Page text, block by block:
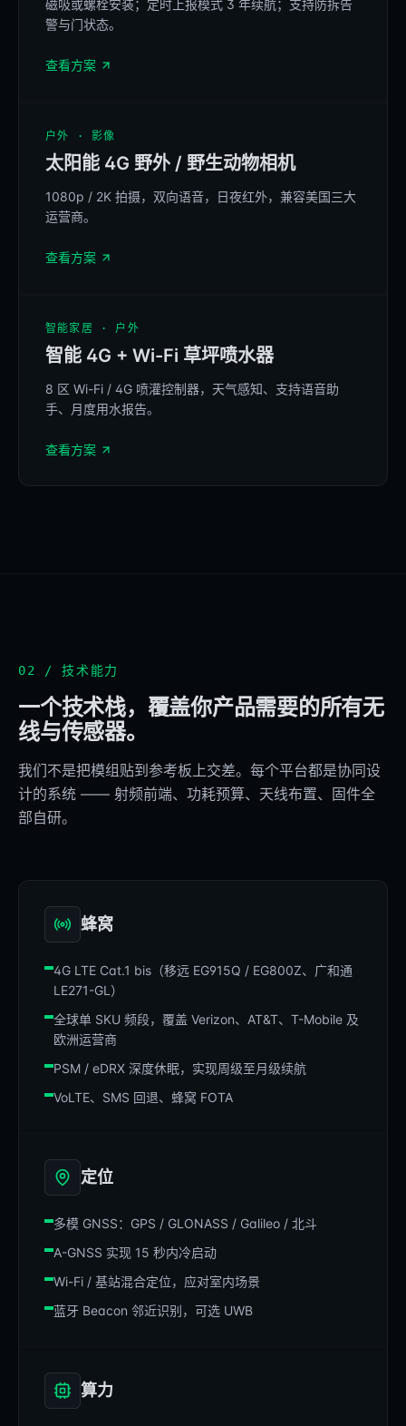
AT-200 · Cat.1 bis
磁吸或螺栓安装；定时上报模式 3 年续航；支持防拆告
警与门状态。
查看方案
户外 · 影像
太阳能 4G 野外 / 野生动物相机
1080p / 2K 拍摄，双向语音，日夜红外，兼容美国三大
运营商。
查看方案
智能家居 · 户外
智能 4G + Wi-Fi 草坪喷水器
8 区 Wi-Fi / 4G 喷灌控制器，天气感知、支持语音助
手、月度用水报告。
查看方案
02 / 技术能力
一个技术栈，覆盖你产品需要的所有无
线与传感器。
我们不是把模组贴到参考板上交差。每个平台都是协同设
计的系统 —— 射频前端、功耗预算、天线布置、固件全
部自研。
蜂窝
4G LTE Cat.1 bis（移远 EG915Q / EG800Z、广和通
LE271-GL）
全球单 SKU 频段，覆盖 Verizon、AT&T、T-Mobile 及
欧洲运营商
PSM / eDRX 深度休眠，实现周级至月级续航
VoLTE、SMS 回退、蜂窝 FOTA
定位
多模 GNSS：GPS / GLONASS / Galileo / 北斗
A-GNSS 实现 15 秒内冷启动
Wi-Fi / 基站混合定位，应对室内场景
蓝牙 Beacon 邻近识别，可选 UWB
算力